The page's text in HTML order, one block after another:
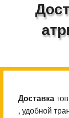
Доставка
, удобной